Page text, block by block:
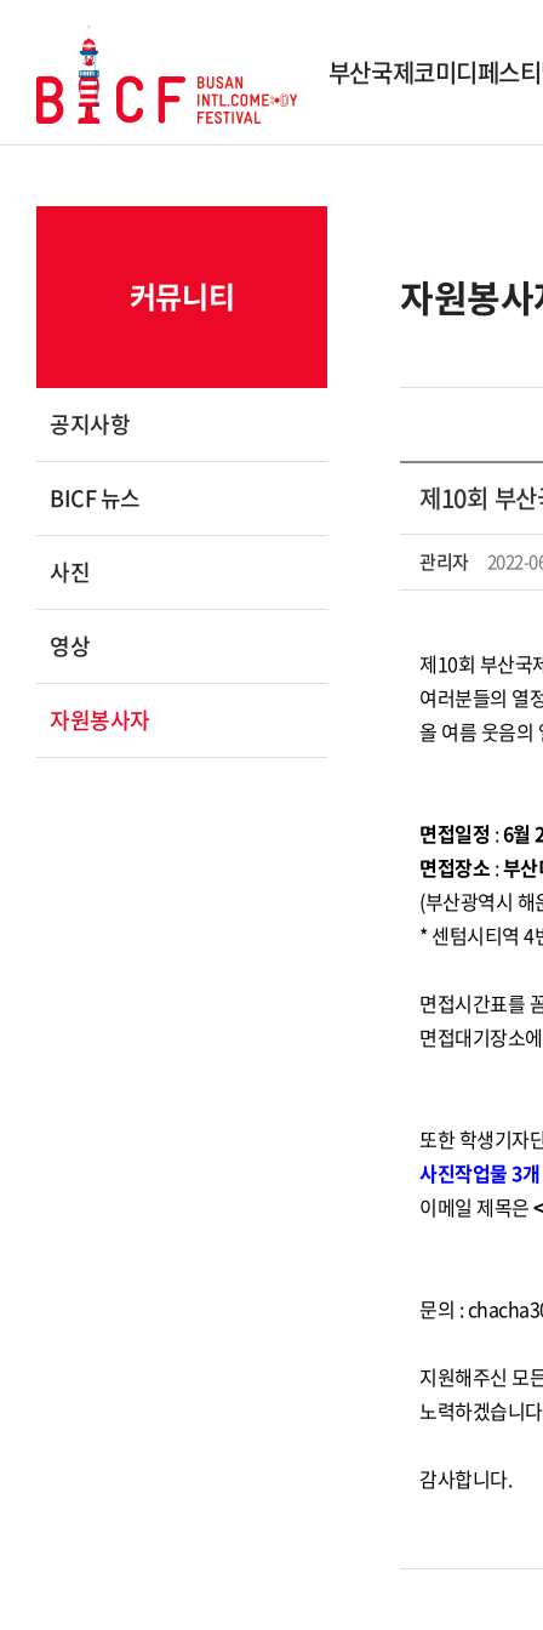
부산국제코미디페스
역대 수상작
커뮤니티
공지사항
BICF 뉴스
사진
영상
자원봉사자
자원봉
제10회 부
관리자 2022-
제10회 부산국
여러분들의 열
올 여름 웃음의
면접일정 :6월
면접장소 :부
(부산광역시
* 센텀시티역 4
면접시간표를
면접대기장소
또한 학생기자
사진작업물 3
이메일 제목은
문의 :
지원해주신 모
노력하겠습니
감사합니다.